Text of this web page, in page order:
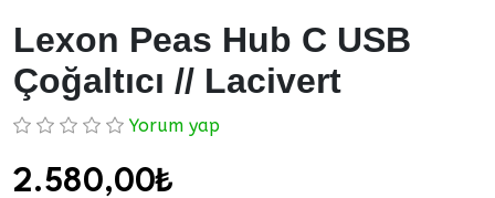
Lexon Peas Hub C USB
Çoğaltıcı // Lacivert
Yorum yap
2.580,00₺